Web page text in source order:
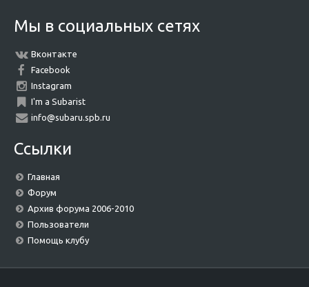
Мы в социальных сетях
Вконтакте
Facebook
Instagram
I'm a Subarist
info@subaru.spb.ru
Ссылки
Главная
Форум
Архив форума 2006-2010
Пользователи
Помощь клубу